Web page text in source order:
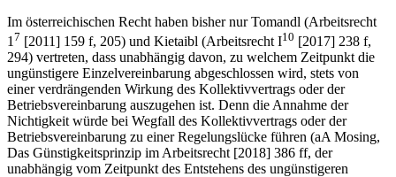
Im österreichischen Recht haben bisher nurTomandl (Arbeitsrecht
1 7 [2011] 159 f, 205) und Kietaibl (Arbeitsrecht I10 [2017] 238 f,
294) vertreten, dass unabhängig davon, zu welchem Zeitpunkt die
ungünstigere Einzelvereinbarung abgeschlossen wird, stets von
einer verdrängenden Wirkung des Kollektivvertrags oder der
Betriebsvereinbarung auszugehen ist. Denn die Annahme der
Nichtigkeit würde bei Wegfall des Kollektivvertrags oder der
Betriebsvereinbarung zu einer Regelungslücke führen (aA Mosing,
Das Günstigkeitsprinzip im Arbeitsrecht [2018] 386 ff, der
unabhängig vom Zeitpunkt des Entstehens des ungünstigeren